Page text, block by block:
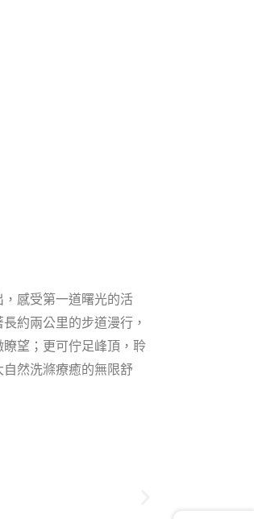
感受第一道曙光的活
約兩公里的步道漫行，
望；更可佇足峰頂，聆
然洗滌療癒的無限舒